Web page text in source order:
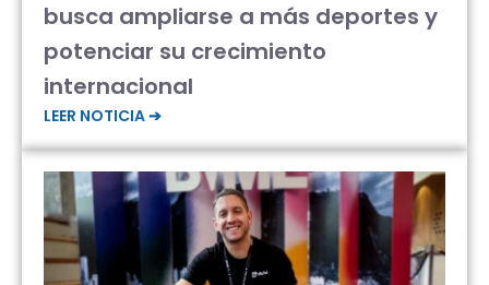
busca ampliarse a más deportes y
potenciar su crecimiento
internacional
LEER NOTICIA ➔